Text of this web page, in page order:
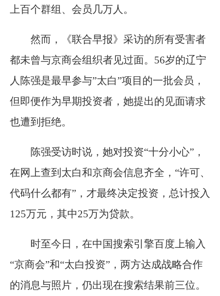
上百个群组、会员几万人。
然而，《联合早报》采访的所有受害者
都未曾与京商会组织者见过面。56岁的辽宁
人陈强是最早参与”太白”项目的一批会员，
但即便作为早期投资者，她提出的见面请求
也遭到拒绝。
陈强受访时说，她对投资“十分小心”，
在网上查到太白和京商会信息齐全，“许可、
代码什么都有”，才最终决定投资，总计投入
125万元，其中25万为贷款。
时至今日，在中国搜索引擎百度上输入
“京商会”和“太白投资”，两方达成战略合作
的消息与照片，仍出现在搜索结果前三位。